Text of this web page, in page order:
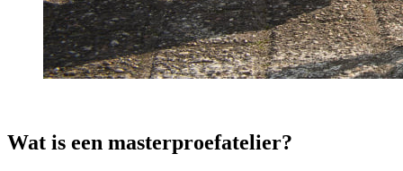
Wat is een masterproefatelier?